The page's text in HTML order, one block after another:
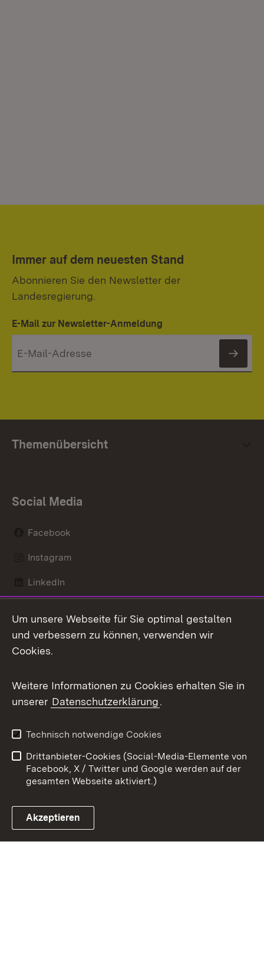
Immer auf dem neuesten Stand
Abonnieren Sie den Newsletter der
Landesregierung.
E-Mail zur Newsletter-Anmeldung
Themenübersicht
Social Media
Facebook
Instagram
LinkedIn
X / Twitter
Youtube
Link zum Landesportal
Kontakt
Datenschutz
Barrierefreiheit
Impressum
Cookies
Um unsere Webseite für Sie optimal gestalten
und verbessern zu können, verwenden wir
Cookies.
Weitere Informationen zu Cookies erhalten Sie in
unserer Datenschutzerklärung.
Technisch notwendige Cookies
Drittanbieter-Cookies (Social-Media-Elemente von
Facebook, X / Twitter und Google werden auf der
gesamten Webseite aktiviert.)
Akzeptieren